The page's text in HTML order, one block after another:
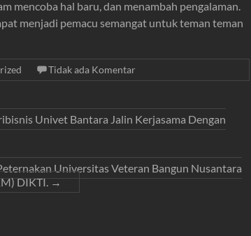
mencoba hal baru, dan menambah pengalaman.
menjadi pemacu semangat untuk teman teman
Tidak ada Komentar
Univet Bantara Jalin Kerjasama Dengan
Universitas Veteran Bangun Nusantara
DIKTI.→